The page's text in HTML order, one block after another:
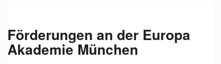
Förderungen an der Europa
Akademie München